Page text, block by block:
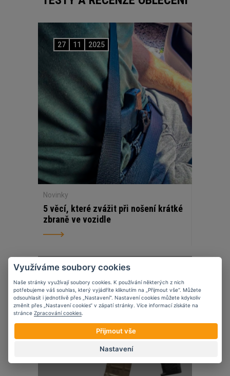
27 11 2025
Novinky
5 věcí, které zvážit při nošení krátké
zbraně ve vozidle
07 11 2023
Využíváme soubory cookies
Naše stránky využívají soubory cookies. K používání některých z nich
potřebujeme váš souhlas, který vyjádříte kliknutím na „Přijmout vše“. Můžete
odsouhlasit i jednotlivě přes „Nastavení“. Nastavení cookies můžete kdykoliv
změnit přes „Nastavení cookies“ v zápatí stránky. Více informací získáte na
stránce Zpracování cookies
Přijmout vše
Nastavení